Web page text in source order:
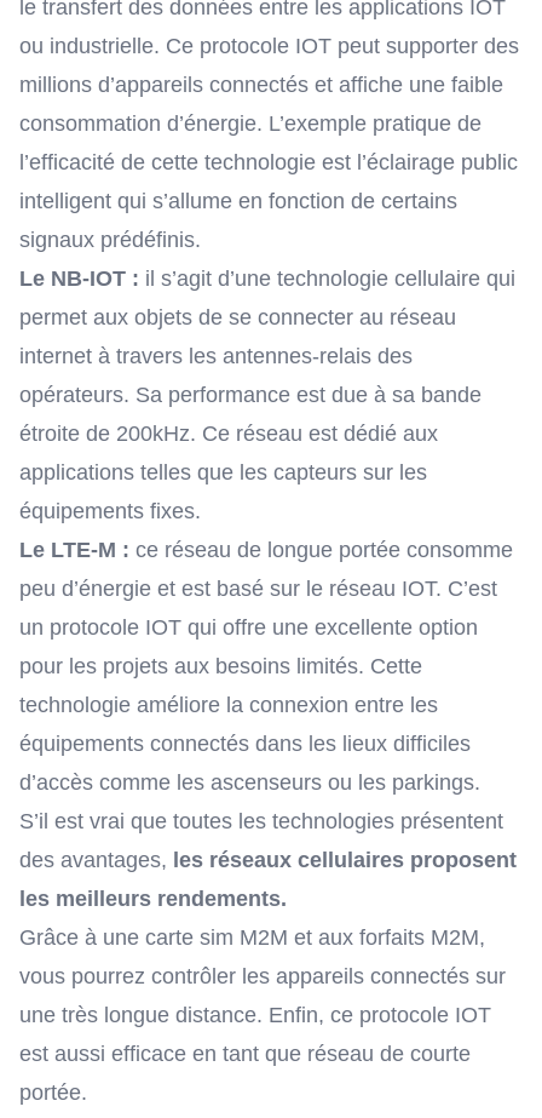
le transfert des données entre les applications IOT
ou industrielle. Ce protocole IOT peut supporter des
millions d’appareils connectés et affiche une faible
consommation d’énergie. L’exemple pratique de
l’efficacité de cette technologie est l’éclairage public
intelligent qui s’allume en fonction de certains
signaux prédéfinis.
Le NB-IOT : il s’agit d’une technologie cellulaire qui
permet aux objets de se connecter au réseau
internet à travers les antennes-relais des
opérateurs. Sa performance est due à sa bande
étroite de 200kHz. Ce réseau est dédié aux
applications telles que les capteurs sur les
équipements fixes.
Le LTE-M : ce réseau de longue portée consomme
peu d’énergie et est basé sur le réseau IOT. C’est
un protocole IOT qui offre une excellente option
pour les projets aux besoins limités. Cette
technologie améliore la connexion entre les
équipements connectés dans les lieux difficiles
d’accès comme les ascenseurs ou les parkings.
S’il est vrai que toutes les technologies présentent
des avantages, les réseaux cellulaires proposent
les meilleurs rendements.
Grâce à une carte sim M2M et aux forfaits M2M,
vous pourrez contrôler les appareils connectés sur
une très longue distance. Enfin, ce protocole IOT
est aussi efficace en tant que réseau de courte
portée.